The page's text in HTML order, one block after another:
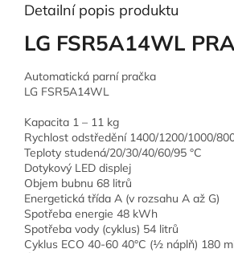
Detailní popis produktu
LG FSR5A14WL
Automatická parní pračka
LG FSR5A14WL
Kapacita 1 – 11 kg
Rychlost odstředění 1400/1200/1000/
Teploty studená/20/30/40/60/95 °C
Dotykový LED displej
Objem bubnu 68 litrů
Energetická třída A (v rozsahu A až G)
Spotřeba energie 48 kWh
Spotřeba vody (cyklus) 54 litrů
Cyklus ECO 40-60 40°C (½ náplň) 180